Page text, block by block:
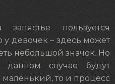
пользуется
девочек – здесь может
небольшой значок. Но
случае будут
то и процесс